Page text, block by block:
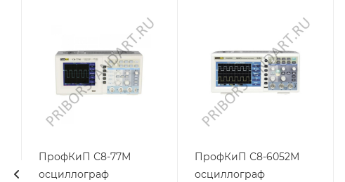
ПрофКиП С8-77М
осциллограф
ПрофКиП С8-6052М
осциллограф